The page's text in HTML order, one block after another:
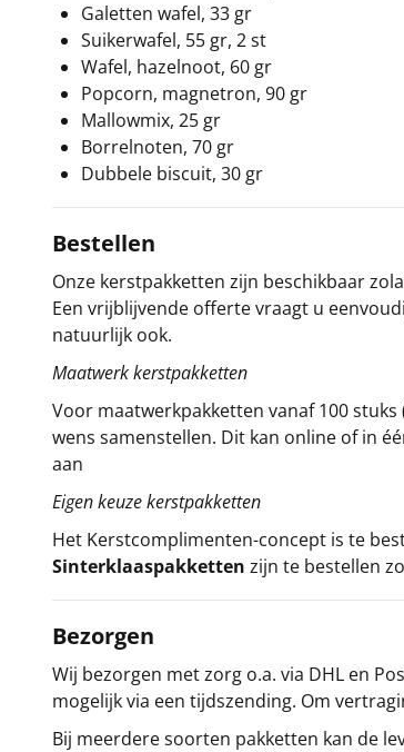
Galetten wafel, 33 gr
Suikerwafel, 55 gr, 2 st
Wafel, hazelnoot, 60 gr
Popcorn, magnetron, 90 gr
Mallowmix, 25 gr
Borrelnoten, 70 gr
Dubbele biscuit, 30 gr
Bestellen
Onze kerstpakketten zijn beschikbaar
Een vrijblijvende offerte vraagt u
natuurlijk ook.
Maatwerk kerstpakketten
Voor maatwerkpakketten vanaf 100
wens samenstellen. Dit kan online of in
aan
Eigen keuze kerstpakketten
Het Kerstcomplimenten-concept is te
Sinterklaaspakketten zijn te bestellen
Bezorgen
Wij bezorgen met zorg o.a. via DHL en
mogelijk via een tijdszending. Om
Bij meerdere soorten pakketten kan de